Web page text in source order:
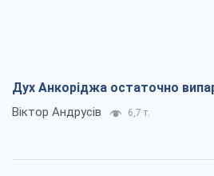
Дух Анкоріджа остаточно
Віктор Андрусів 6,7 т.